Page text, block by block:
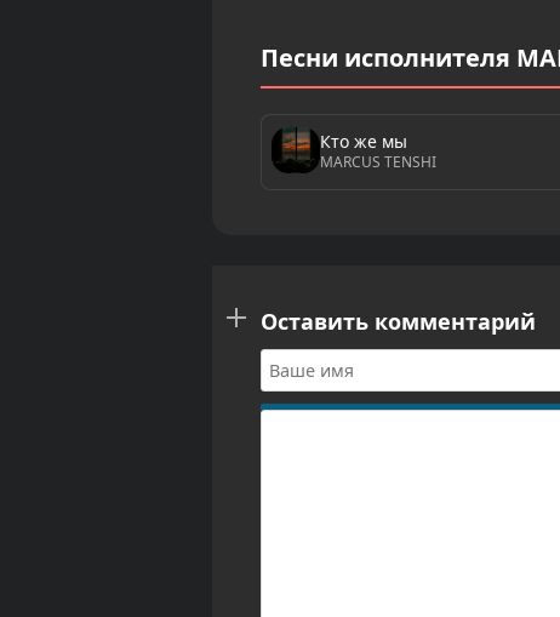
Песни исполнителя
Кто же мы
MARCUS TENSHI
Оставить комментарий